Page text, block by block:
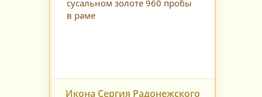
Икона Сергия Радонежского